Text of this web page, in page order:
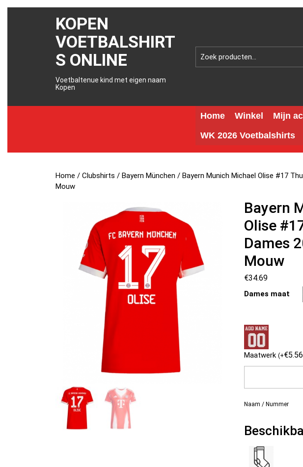
KOPEN
VOETBALSHIRT
S ONLINE
Voetbaltenue kind met eigen naam
Kopen
Home Winkel Mijn
WK 2026 Voetbalshirts
Home /Clubshirts /Bayern München / Bayern Munich Michael Olise #17
Mouw
Bayern
Olise
Dames
Mouw
€34.69
Dames maat
Maatwerk (+€5.56
Naam / Nummer